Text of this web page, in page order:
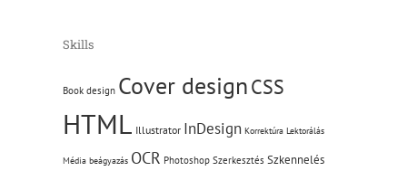
Skills
Book design Cover designCSS
HTML Illustrator InDesign Korrektúra Lektorálás
Média beágyazás OCR Photoshop Szerkesztés Szkennelés